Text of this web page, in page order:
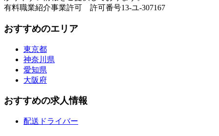
有料職業紹介事業許可 許可番号13-ユ-307167
おすすめのエリア
東京都
神奈川県
愛知県
大阪府
おすすめの求人情報
配送ドライバー